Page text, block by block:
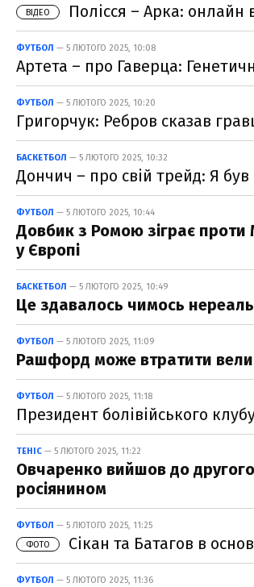
ВІДЕО
Полісся – Арка: онлайн
ФУТБОЛ — 5 ЛЮТОГО 2025, 10:08
Артета – про Гаверца:
ФУТБОЛ — 5 ЛЮТОГО 2025, 10:20
Григорчук: Ребров сказав
БАСКЕТБОЛ — 5 ЛЮТОГО 2025, 10:32
Дончич – про свій трейд: Я
ФУТБОЛ — 5 ЛЮТОГО 2025, 10:44
Довбик з Ромою зіграє проти
у Європі
БАСКЕТБОЛ — 5 ЛЮТОГО 2025, 10:49
Це здавалось чимось
ФУТБОЛ — 5 ЛЮТОГО 2025, 11:09
Рашфорд може втратити
ФУТБОЛ — 5 ЛЮТОГО 2025, 11:18
Президент болівійського
ТЕНІС — 5 ЛЮТОГО 2025, 11:22
Овчаренко вийшов до другого
росіянином
ФУТБОЛ — 5 ЛЮТОГО 2025, 11:25
ФОТО
Сікан та Батагов в
ФУТБОЛ — 5 ЛЮТОГО 2025, 11:36